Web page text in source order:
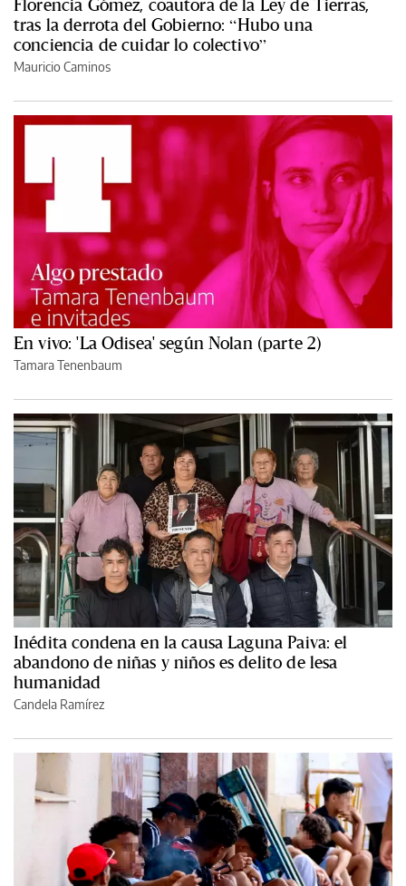
tras la derrota del Gobierno: “Hubo una
conciencia de cuidar lo colectivo”
Mauricio Caminos
En vivo: 'La Odisea' según Nolan (parte 2)
Tamara Tenenbaum
Inédita condena en la causa Laguna Paiva: el
abandono de niñas y niños es delito de lesa
humanidad
Candela Ramírez